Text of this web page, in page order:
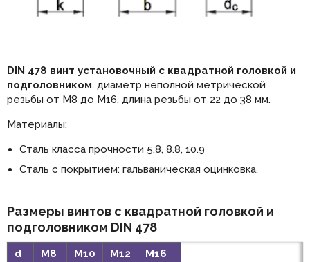
DIN 478 винт установочный с квадратной головкой и
подголовником, диаметр неполной метрической
резьбы от М8 до М16, длина резьбы от 22 до 38 мм.
Материалы:
Сталь класса прочности 5.8, 8.8, 10.9
Сталь с покрытием: гальваническая оцинковка.
Размеры винтов с квадратной головкой и
подголовником DIN 478
d М8 М10 М12
М16